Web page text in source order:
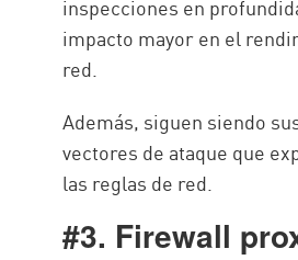
inspecciones en
impacto mayor en el
red.
Además, siguen siendo
vectores de ataque que
las reglas de red.
#3. Firewall